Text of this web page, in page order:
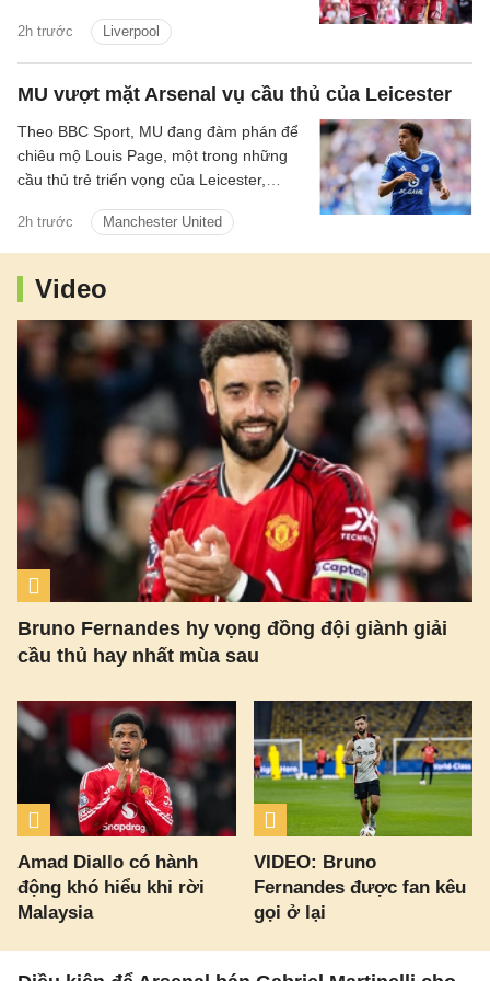
2h trước Liverpool
thể bùng lên dữ dội khi mọi mắt xích vận
hành đúng nhịp, song lại dễ chao đảo khi
cường độ suy giảm và sự kết nối bắt đầu
MU vượt mặt Arsenal vụ cầu thủ của Leicester
2h trước Manchester United
Theo BBC Sport, MU đang đàm phán để
chiêu mộ Louis Page, một trong những
cầu thủ trẻ triển vọng của Leicester,
Video
Bruno Fernandes hy vọng đồng đội giành giải
cầu thủ hay nhất mùa sau
Amad Diallo có hành
động khó hiểu khi rời
Malaysia
VIDEO: Bruno
Fernandes được fan kêu
gọi ở lại